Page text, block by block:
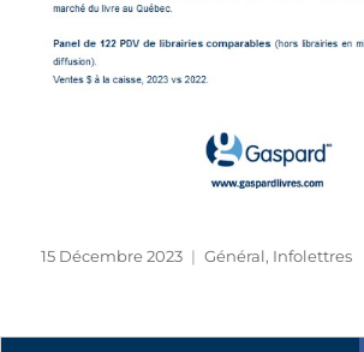
Publié
15 Décembre 2023 Catégories
Général, Infolettres